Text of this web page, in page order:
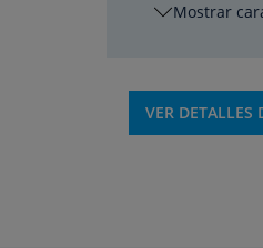
VER DETALLES